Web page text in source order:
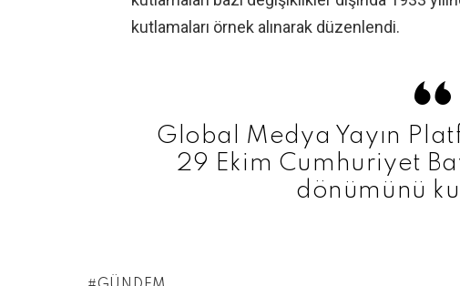
kutlamaları örnek alınarak düzenlendi.
Global Medya Yayın
29 Ekim Cumhuriyet
dönümünü